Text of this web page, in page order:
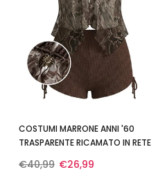
COSTUMI MARRONE ANNI '60
TRASPARENTE RICAMATO IN RETE
€40,99 €26,99